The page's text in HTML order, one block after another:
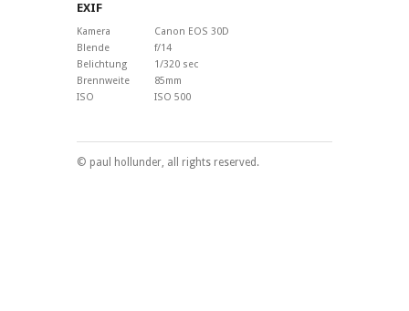
EXIF
Kamera
Canon EOS 30D
Blende
f/14
Belichtung
1/320 sec
Brennweite
85mm
ISO
ISO 500
© paul hollunder, all rights reserved.